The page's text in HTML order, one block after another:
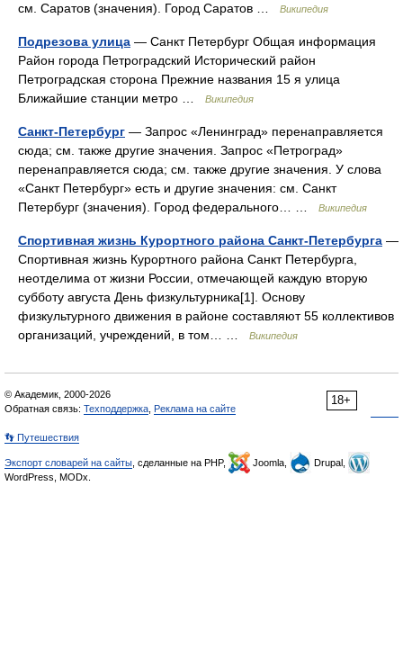
см. Саратов (значения). Город Саратов …
Википедия
Подрезова улица — Санкт Петербург Общая информация
Район города Петроградский Исторический район
Петроградская сторона Прежние названия 15 я улица
Ближайшие станции метро …
Википедия
Санкт-Петербург — Запрос «Ленинград» перенаправляется
сюда; см. также другие значения. Запрос «Петроград»
перенаправляется сюда; см. также другие значения. У слова
«Санкт Петербург» есть и другие значения: см. Санкт
Петербург (значения). Город федерального… …
Википедия
Спортивная жизнь Курортного района Санкт-Петербурга —
Спортивная жизнь Курортного района Санкт Петербурга,
неотделима от жизни России, отмечающей каждую вторую
субботу августа День физкультурника[1]. Основу
физкультурного движения в районе составляют 55 коллективов
организаций, учреждений, в том… …
Википедия
18+
© Академик, 2000-2026
Обратная связь: Техподдержка Реклама на сайте
👣 Путешествия
Экспорт словарей на сайты , сделанные на PHP, Joomla,
Drupal,
WordPress, MODx.